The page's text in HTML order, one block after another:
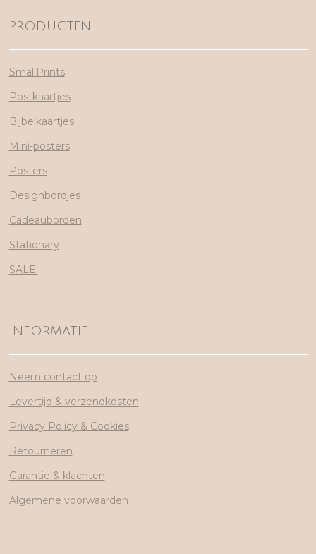
PRODUCTEN
SmallPrints
Postkaartjes
Bijbelkaartjes
Mini-posters
Posters
Designbordjes
Cadeauborden
Stationary
SALE!
INFORMATIE
Neem contact op
Levertijd & verzendkosten
Privacy Policy & Cookies
Retourneren
Garantie & klachten
Algemene voorwaarden